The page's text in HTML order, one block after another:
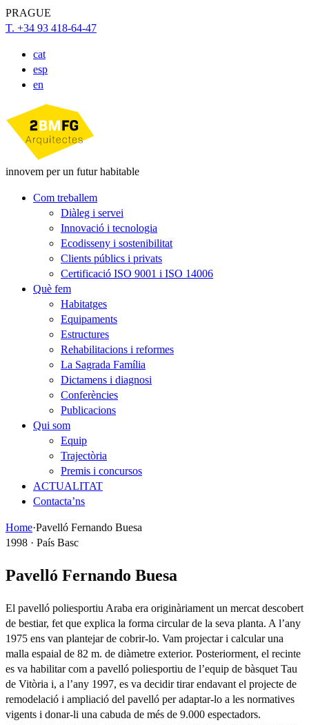
PRAGUE
T. +34 93 418-64-47
cat
esp
en
innovem per un futur habitable
Com treballem
Diàleg i servei
Innovació i tecnologia
Ecodisseny i sostenibilitat
Clients públics i privats
Certificació ISO 9001 i ISO 14006
Què fem
Habitatges
Equipaments
Estructures
Rehabilitacions i reformes
La Sagrada Família
Dictamens i diagnosi
Conferències
Publicacions
Qui som
Equip
Trajectòria
Premis i concursos
ACTUALITAT
Contacta’ns
Home·Pavelló Fernando Buesa
1998 · País Basc
Pavelló Fernando Buesa
El pavelló poliesportiu Araba era originàriament un mercat descobert
de bestiar, fet que explica la forma circular de la seva planta. A l’any
1975 ens van plantejar de cobrir-lo. Vam projectar i calcular una
malla espaial de 82 m. de diàmetre exterior. Posteriorment, el recinte
es va habilitar com a pavelló poliesportiu de l’equip de bàsquet Tau
de Vitòria i, a l’any 1997, es va decidir tirar endavant el projecte de
remodelació i ampliació del pavelló per adaptar-lo a les normatives
vigents i donar-li una cabuda de més de 9.000 espectadors.